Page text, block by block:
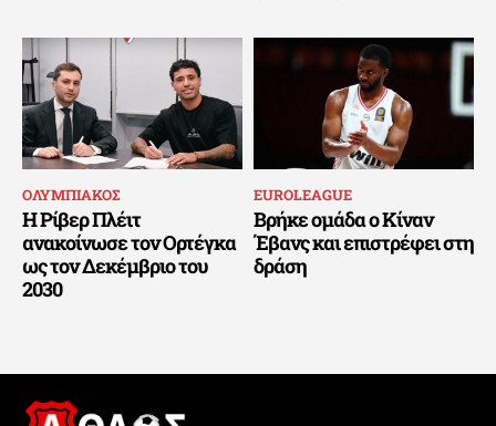
ΟΛΥΜΠΙΑΚΟΣ
Η Ρίβερ Πλέιτ
ανακοίνωσε τον Ορτέγκα
ως τον Δεκέμβριο του
2030
EUROLEAGUE
Βρήκε ομάδα ο Κίναν
Έβανς και επιστρέφει στη
δράση